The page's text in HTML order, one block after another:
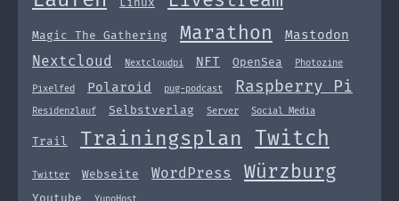
Magic The Gathering Marathon Mastodon
Nextcloud Nextcloudpi NFT OpenSea Photozine
Pixelfed Polaroid pug-podcast Raspberry Pi
Residenzlauf Selbstverlag Server Social Media
Trail Trainingsplan Twitch
Twitter Webseite WordPress Würzburg
Youtube